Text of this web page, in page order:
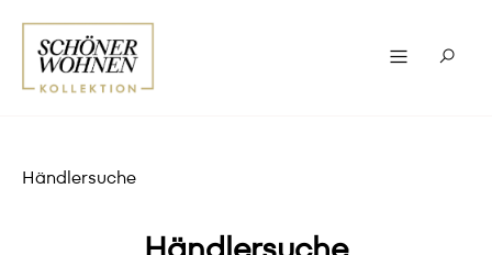
Händlersuche